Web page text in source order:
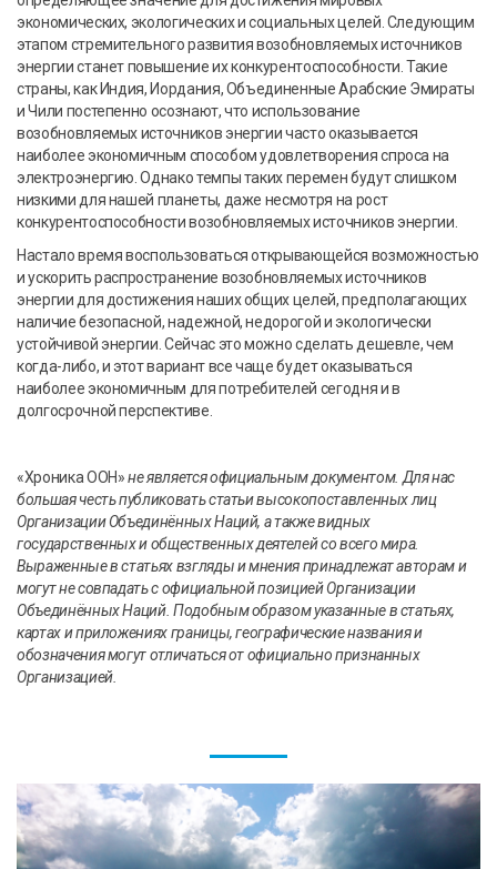
экономических, экологических и социальных целей. Следующим
этапом стремительного развития возобновляемых источников
энергии станет повышение их конкурентоспособности. Такие
страны, как Индия, Иордания, Объединенные Арабские Эмираты
и Чили постепенно осознают, что использование
возобновляемых источников энергии часто оказывается
наиболее экономичным способом удовлетворения спроса на
электроэнергию. Однако темпы таких перемен будут слишком
низкими для нашей планеты, даже несмотря на рост
конкурентоспособности возобновляемых источников энергии.
Настало время воспользоваться открывающейся возможностью
и ускорить распространение возобновляемых источников
энергии для достижения наших общих целей, предполагающих
наличие безопасной, надежной, недорогой и экологически
устойчивой энергии. Сейчас это можно сделать дешевле, чем
когда-либо, и этот вариант все чаще будет оказываться
наиболее экономичным для потребителей сегодня и в
долгосрочной перспективе.
«Хроника ООН»не является официальным документом. Для нас
большая честь публиковать статьи высокопоставленных лиц
Организации Объединённых Наций, а также видных
государственных и общественных деятелей со всего мира.
Выраженные в статьях взгляды и мнения принадлежат авторам и
могут не совпадать с официальной позицией Организации
Объединённых Наций. Подобным образом указанные в статьях,
картах и приложениях границы, географические названия и
обозначения могут отличаться от официально признанных
Организацией.